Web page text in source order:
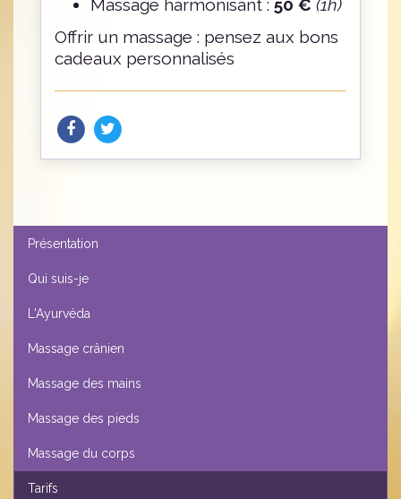
Massage harmonisant : 50 € (1h)
Offrir un massage : pensez aux bons
cadeaux personnalisés
Présentation
Qui suis-je
L'Ayurvéda
Massage crânien
Massage des mains
Massage des pieds
Massage du corps
Tarifs